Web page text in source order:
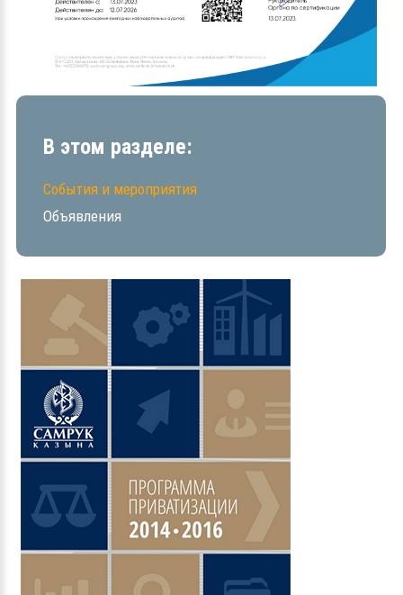
В этом разделе:
События и мероприятия
Объявления